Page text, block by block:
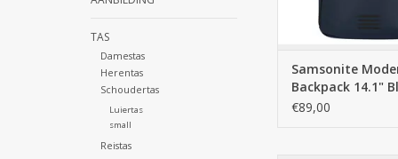
TAS
Damestas
Herentas
Schoudertas
Luiertas
small
Reistas
Samsonite
Backpack 14.1"
€89,00